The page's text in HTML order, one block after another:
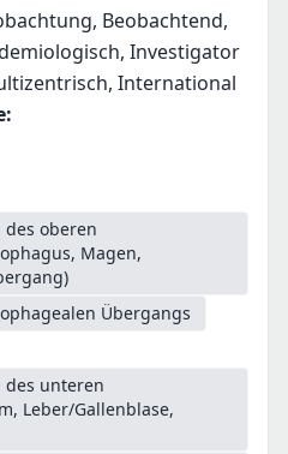
Beobachtend,
Investigator
International
:
oberen
Magen,
Übergangs
des unteren
Leber/Gallenblase,